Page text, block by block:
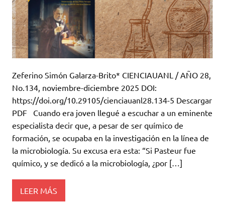
Zeferino Simón Galarza-Brito* CIENCIAUANL / AÑO 28,
No.134, noviembre-diciembre 2025 DOI:
https://doi.org/10.29105/cienciauanl28.134-5 Descargar
PDF Cuando era joven llegué a escuchar a un eminente
especialista decir que, a pesar de ser químico de
formación, se ocupaba en la investigación en la línea de
la microbiología. Su excusa era esta: “Si Pasteur fue
químico, y se dedicó a la microbiología, ¿por […]
LEER MÁS